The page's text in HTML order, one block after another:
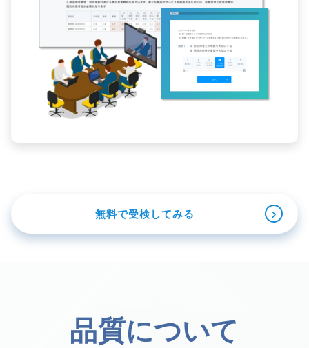
無料で受検してみる ›
品質について